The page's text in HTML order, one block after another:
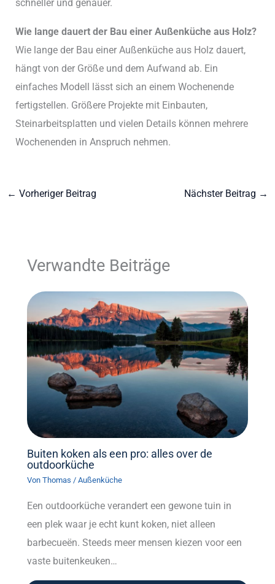
schneller und genauer.
Wie lange dauert der Bau einer Außenküche aus Holz?
Wie lange der Bau einer Außenküche aus Holz dauert,
hängt von der Größe und dem Aufwand ab. Ein
einfaches Modell lässt sich an einem Wochenende
fertigstellen. Größere Projekte mit Einbauten,
Steinarbeitsplatten und vielen Details können mehrere
Wochenenden in Anspruch nehmen.
← Vorheriger Beitrag Nächster Beitrag →
Verwandte Beiträge
Buiten koken als een pro: alles over de
outdoorküche
Von Thomas / Außenküche
Een outdoorküche verandert een gewone tuin in
een plek waar je echt kunt koken, niet alleen
barbecueën. Steeds meer mensen kiezen voor een
vaste buitenkeuken…